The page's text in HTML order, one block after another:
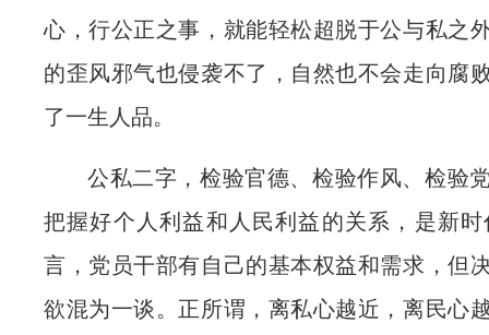
心，行公正之事，就能轻松超脱于公与私之
的歪风邪气也侵袭不了，自然也不会走向腐
了一生人品。
公私二字，检验官德、检验作风、检验
把握好个人利益和人民利益的关系，是新
言，党员干部有自己的基本权益和需求，但
欲混为一谈。正所谓，离私心越近，离民心